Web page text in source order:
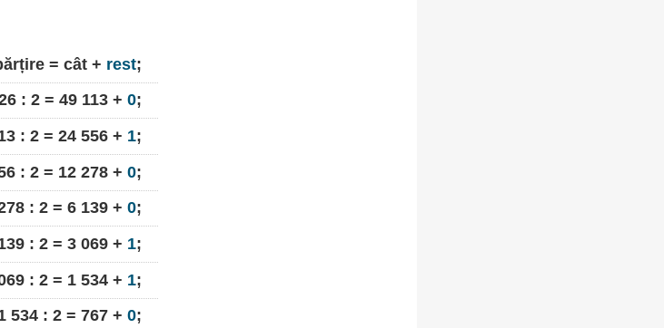
= cât + rest;
: 2 = 49 113 + 0;
: 2 = 24 556 + 1;
: 2 = 12 278 + 0;
: 2 = 6 139 + 0;
: 2 = 3 069 + 1;
: 2 = 1 534 + 1;
534 : 2 = 767 + 0;